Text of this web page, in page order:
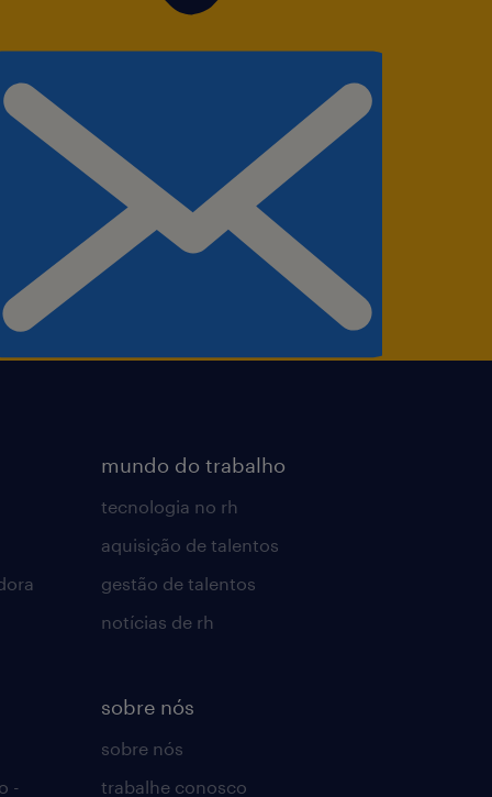
Office, com foco em:
dados de desempenho e
negociação e
-
mundo do trabalho
tecnologia no rh
aquisição de talentos
gestão de talentos
notícias de rh
sobre nós
sobre nós
trabalhe conosco